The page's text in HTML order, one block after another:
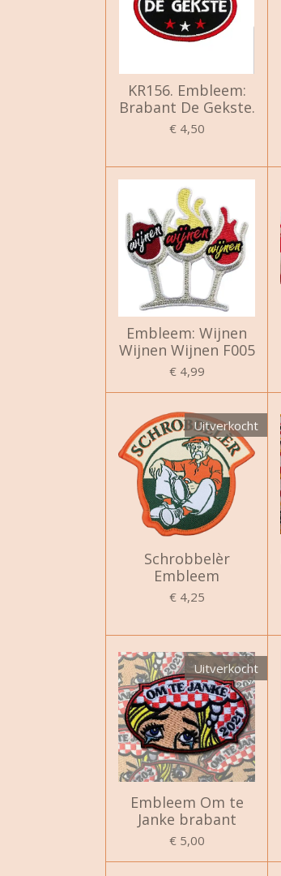
KR156. Embleem:
Brabant De Gekste.
€ 4,50
Embleem: Wijnen
Wijnen Wijnen F005
€ 4,99
Uitverkocht
Schrobbelèr
Embleem
€ 4,25
Uitverkocht
Embleem Om te
Janke brabant
€ 5,00